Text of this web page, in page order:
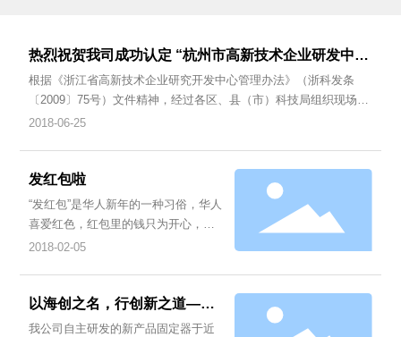
热烈祝贺我司成功认定 “杭州市高新技术企业研发中
心”
根据《浙江省高新技术企业研究开发中心管理办法》（浙科发条
〔2009〕75号）文件精神，经过各区、县（市）科技局组织现场考
察、专家评审和推荐，市科委研究决定，认定“浙江海创医疗器械有
2018-06-25
发红包啦
“发红包”是华人新年的一种习俗，华人
喜爱红色，红包里的钱只为开心，其
主要意义是在红纸，因为红纸象征着
2018-02-05
以海创之名，行创新之道——
热烈祝贺我司新产品固定器取
我公司自主研发的新产品固定器于近